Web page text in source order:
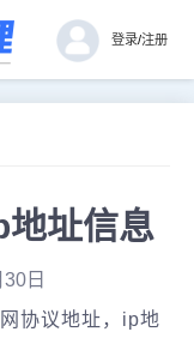
登录/注册
址信息
日
协议地址，ip地